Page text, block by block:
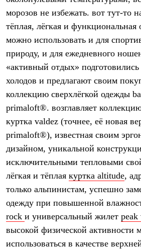
Софтшелл одежда
Куртки
Брюки
Флисовая одежда
Куртки
Брюки
Термобелье
Теплое термобелье
Среднее термобелье
Легкое термобелье
Лёгкая одежда
Футболки
Рубашки
Толстовки
Брюки
Женская одежда
Утепленная пухом
Куртки
Жилеты
Утепленная синтетикой
Куртки
Брюки
Штормовая одежда
морозов не избежать. вот тут-то
тёплая, лёгкая и функциональная
можно использовать и для
природу, и для ежедневного
«активный отдых»
холодов и предлагают своим
коллекцию сверхлёгкой одежды
primaloft®. возглавляет
куртка valdez (точнее, её новая
primaloft®), известная своим
дизайном, уникальной
исключительными тепловыми
лёгкая и тёплая куртка altitude,
только альпинистам, успешно
одежду при повышенной
rock и универсальный жилет peak
высокой физической активности
использоваться в качестве